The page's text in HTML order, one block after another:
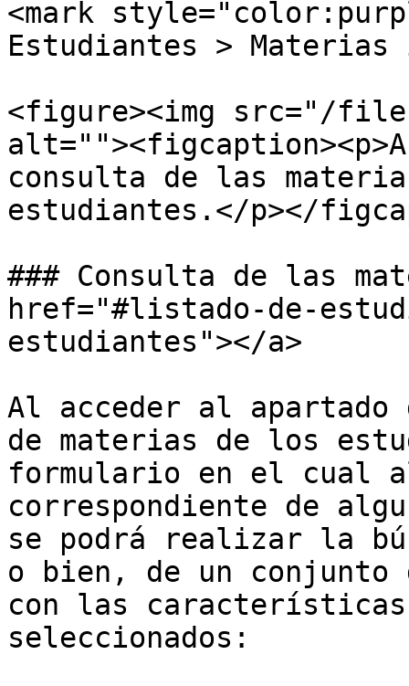
<mark
Estudiantes >
<figure><img src="/files/
consulta de las
estudiantes.</p></
### Consulta de las
href="#listado-de-
estudiantes"></a>
Al acceder al
de materias de los
formulario en el cual
correspondiente de
se podrá realizar la
o bien, de un conjunto
con las características
seleccionados: